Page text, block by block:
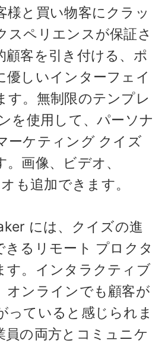
様と買い物客にクラッ
スペリエンスが保証さ
顧客を引き付ける、ポ
優しいインターフェイ
す。無制限のテンプレ
を使用して、パーソナ
ーケティング クイズ
画像、ビデオ、
も追加できます。
には、クイズの進
きるリモート プロクタ
す。インタラクティブ
オンラインでも顧客が
っていると感じられま
員の両方とコミュニケ